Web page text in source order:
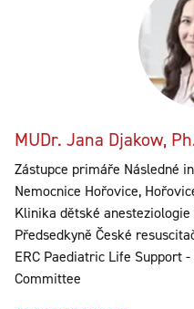
MUDr. Jana Djakow,
Zástupce primáře Následné
Nemocnice Hořovice,
Klinika dětské
Předsedkyně České
ERC Paediatric Life Support
Committee